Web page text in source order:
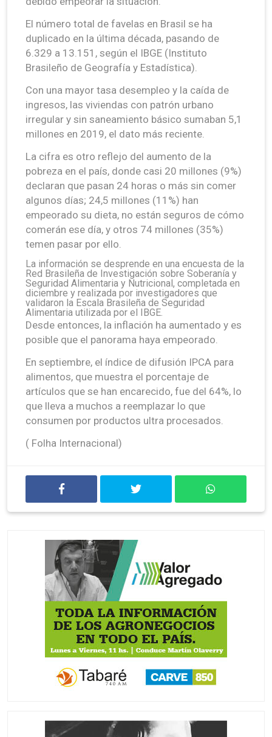
El número total de favelas en Brasil se ha
duplicado en la última década, pasando de
6.329 a 13.151, según el IBGE (Instituto
Brasileño de Geografía y Estadística).
Con una mayor tasa desempleo y la caída de
ingresos, las viviendas con patrón urbano
irregular y sin saneamiento básico sumaban 5,1
millones en 2019, el dato más reciente.
La cifra es otro reflejo del aumento de la
pobreza en el país, donde casi 20 millones (9%)
declaran que pasan 24 horas o más sin comer
algunos días; 24,5 millones (11%) han
empeorado su dieta, no están seguros de cómo
comerán ese día, y otros 74 millones (35%)
temen pasar por ello.
La información se desprende en una encuesta de la
Red Brasileña de Investigación sobre Soberanía y
Seguridad Alimentaria y Nutricional, completada en
diciembre y realizada por investigadores que
validaron la Escala Brasileña de Seguridad
Alimentaria utilizada por el IBGE.
Desde entonces, la inflación ha aumentado y es
posible que el panorama haya empeorado.
En septiembre, el índice de difusión IPCA para
alimentos, que muestra el porcentaje de
artículos que se han encarecido, fue del 64%, lo
que lleva a muchos a reemplazar lo que
consumen por productos ultra procesados.
( Folha Internacional)